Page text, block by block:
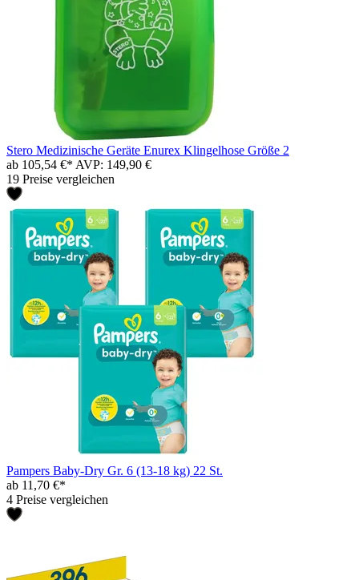
Stero Medizinische Geräte Enurex Klingelhose Größe 2
ab 105,54 €* AVP: 149,90 €
19 Preise vergleichen
Pampers Baby-Dry Gr. 6 (13-18 kg) 22 St.
ab 11,70 €*
4 Preise vergleichen